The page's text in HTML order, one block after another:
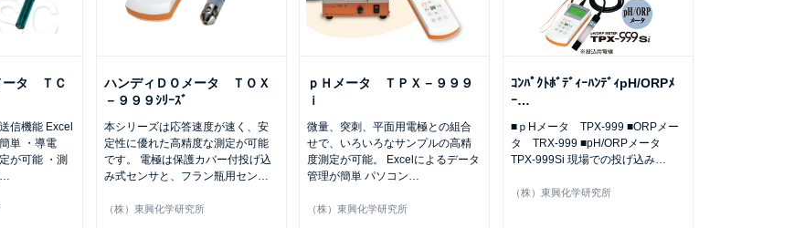
ータ ＴＣ
信機能 Excel
単 ・導電
が可能 ・測
ハンディＤＯメータ ＴＯＸ
－９９９ｼﾘｰｽﾞ
本シリーズは応答速度が速く、安
定性に優れた高精度な測定が可能
です。 電極は保護カバー付投げ込
み式センサと、フラン瓶用セン…
（株）東興化学研究所
ｐＨメータ ＴＰＸ－９９９
ｉ
微量、突刺、平面用電極との組合
せで、いろいろなサンプルの高精
度測定が可能。 Excelによるデータ
管理が簡単 パソコン…
（株）東興化学研究所
ｺﾝﾊﾟｸﾄﾎﾞﾃﾞｨｰﾊﾝﾃﾞｨpH/ORPﾒ
ｰ…
■ｐHメータ TPX-999 ■ORPメー
タ TRX-999 ■pH/ORPメータ
TPX-999Si 現場での投げ込み…
（株）東興化学研究所